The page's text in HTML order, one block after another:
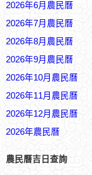
2026年6月農民曆
2026年7月農民曆
2026年8月農民曆
2026年9月農民曆
2026年10月農民曆
2026年11月農民曆
2026年12月農民曆
2026年農民曆
農民曆吉日查詢